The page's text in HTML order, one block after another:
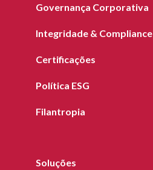
Governança Corporativa
Integridade & Compliance
Certificações
Política ESG
Filantropia
Soluções